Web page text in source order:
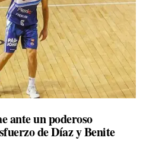
ante un poderoso
de Díaz y Benite